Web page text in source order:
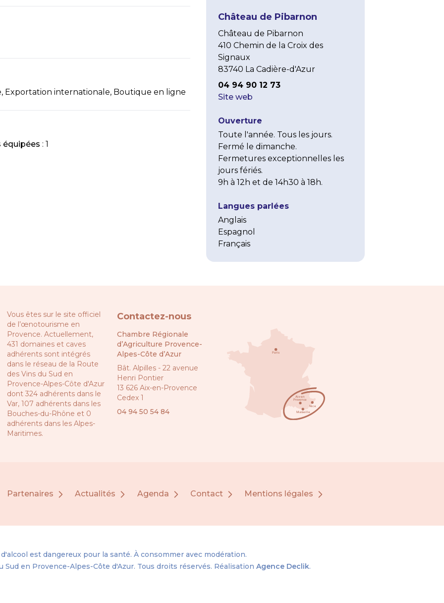
Exportation internationale, Boutique en ligne
équipées : 1
Château de Pibarnon
Château de Pibarnon
410 Chemin de la Croix des
Signaux
83740 La Cadière-d'Azur
04 94 90 12 73
Site web
Ouverture
Toute l'année. Tous les jours.
Fermé le dimanche.
Fermetures exceptionnelles les
jours fériés.
9h à 12h et de 14h30 à 18h.
Langues parlées
Anglais
Espagnol
Français
Vous êtes sur le site officiel
de l’œnotourisme en
Provence. Actuellement,
431 domaines et caves
adhérents sont intégrés
dans le réseau de la Route
des Vins du Sud en
Provence-Alpes-Côte d'Azur
dont 324 adhérents dans le
Var, 107 adhérents dans les
Bouches-du-Rhône et 0
adhérents dans les Alpes-
Maritimes.
Contactez-nous
Chambre Régionale
d’Agriculture Provence-
Alpes-Côte d’Azur
Bât. Alpilles - 22 avenue
Henri Pontier
13 626 Aix-en-Provence
Cedex 1
04 94 50 54 84
Partenaires Actualités Agenda Contact Mentions légales
est dangereux pour la santé. À consommer avec modération.
Sud en Provence-Alpes-Côte d'Azur. Tous droits réservés. Réalisation Agence Declik.